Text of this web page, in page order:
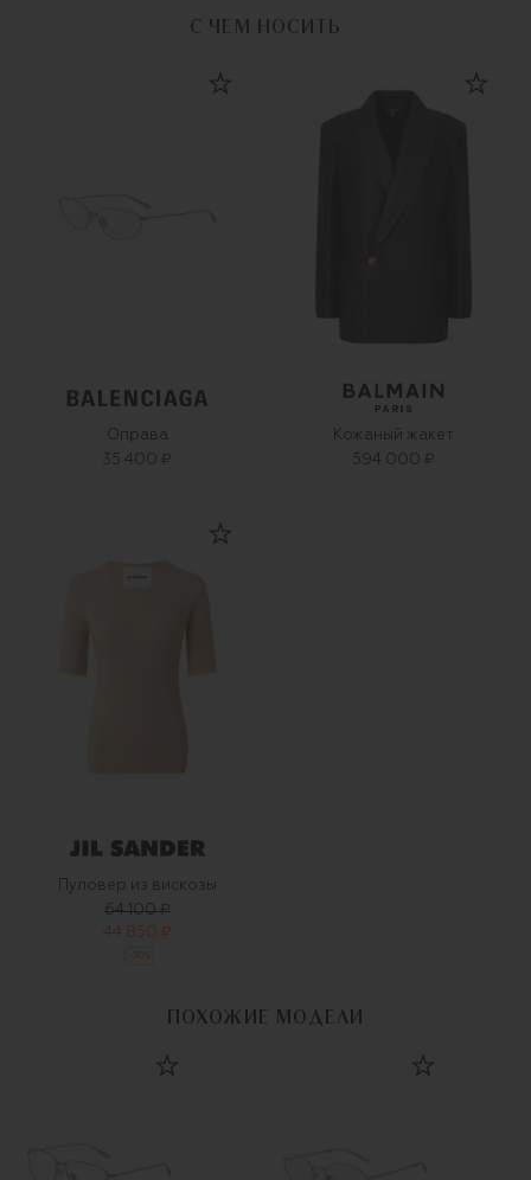
С ЧЕМ НОСИТЬ
Оправа
35 400 ₽
Кожаный жакет
594 000 ₽
Пуловер из вискозы
64 100 ₽
44 850 ₽
%
ПОХОЖИЕ МОДЕЛИ